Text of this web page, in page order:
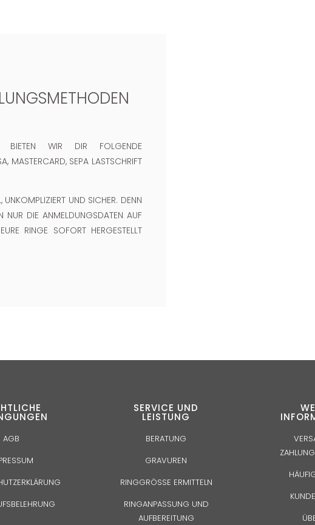
BIETEN WIR DIR FOLGENDE
MASTERCARD, SEPA LASTSCHRIFT
UND SICHER. DENN
NUR DIE ANMELDUNGSDATEN AUF
RINGE SOFORT HERGESTELLT
AGB
SERVICE UND
LEISTUNG
BERATUNG
GRAVUREN
RINGGRÖSSE ERMITTELN
RINGANPASSUNG UND
AUFBEREITUNG